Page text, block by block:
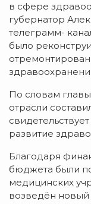
в сфере
губернатор
телеграмм-
было
По словам
отрасли
развитие
Благодаря
бюджета были
медицинских
возведён